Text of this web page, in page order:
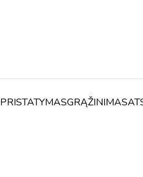
PRISTATYMASGRĄŽINIMAS